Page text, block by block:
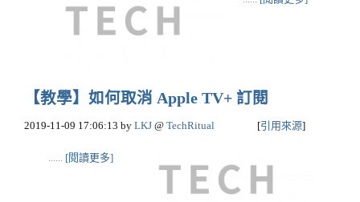
【教學】如何取消 Apple TV+ 訂閱
2019-11-09 17:06:13 by LKJ @ TechRitual [引用來源]
...... [閱讀更多]